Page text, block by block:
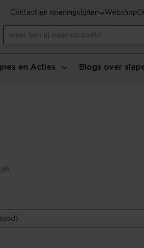
en Acties Blogs over
Contact en openingstijden Webshop